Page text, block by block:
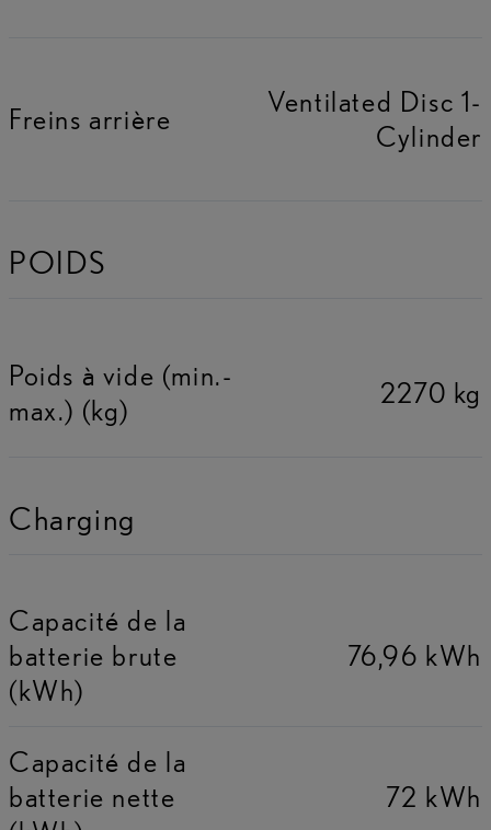
Freins arrière
Ventilated Disc 1-
Cylinder
POIDS
Poids à vide (min.-
max.) (kg)
2270 kg
Charging
Capacité de la
batterie brute
(kWh)
76,96 kWh
Capacité de la
batterie nette
72 kWh